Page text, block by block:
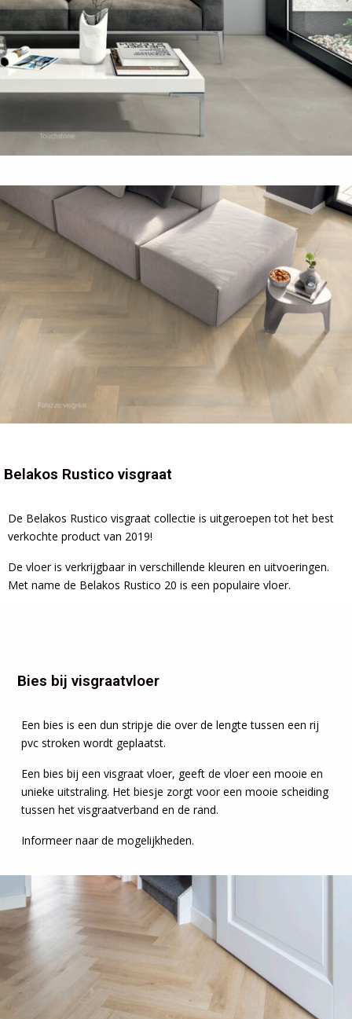
Belakos Rustico visgraat
De Belakos Rustico visgraat collectie is uitgeroepen tot het best
verkochte product van 2019!
De vloer is verkrijgbaar in verschillende kleuren en uitvoeringen.
Met name de Belakos Rustico 20 is een populaire vloer.
Bies bij visgraatvloer
Een bies is een dun stripje die over de lengte tussen een rij
pvc stroken wordt geplaatst.
Een bies bij een visgraat vloer, geeft de vloer een mooie en
unieke uitstraling. Het biesje zorgt voor een mooie scheiding
tussen het visgraatverband en de rand.
Informeer naar de mogelijkheden.